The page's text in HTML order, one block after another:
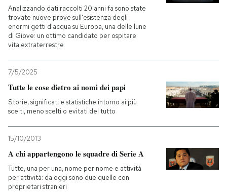
AREA PERSONALE
Entra
Analizzando dati raccolti 20 anni fa sono state
trovate nuove prove sull'esistenza degli
enormi getti d'acqua su Europa, una delle lune
di Giove: un ottimo candidato per ospitare
vita extraterrestre
7/5/2025
Tutte le cose dietro ai nomi dei papi
Storie, significati e statistiche intorno ai più
scelti, meno scelti o evitati del tutto
15/10/2013
A chi appartengono le squadre di Serie A
Tutte, una per una, nome per nome e attività
per attività: da oggi sono due quelle con
proprietari stranieri